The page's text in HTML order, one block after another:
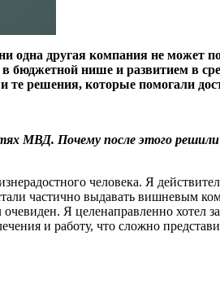
одна другая компания не может
нише и развитием в
решения, которые помогали
МВД. Почему после этого
человека. Я
частично выдавать вишневым
Я целенаправленно хотел
и работу, что сложно